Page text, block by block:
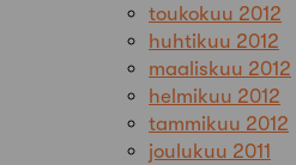
toukokuu 2012
huhtikuu 2012
maaliskuu 2012
helmikuu 2012
tammikuu 2012
joulukuu 2011